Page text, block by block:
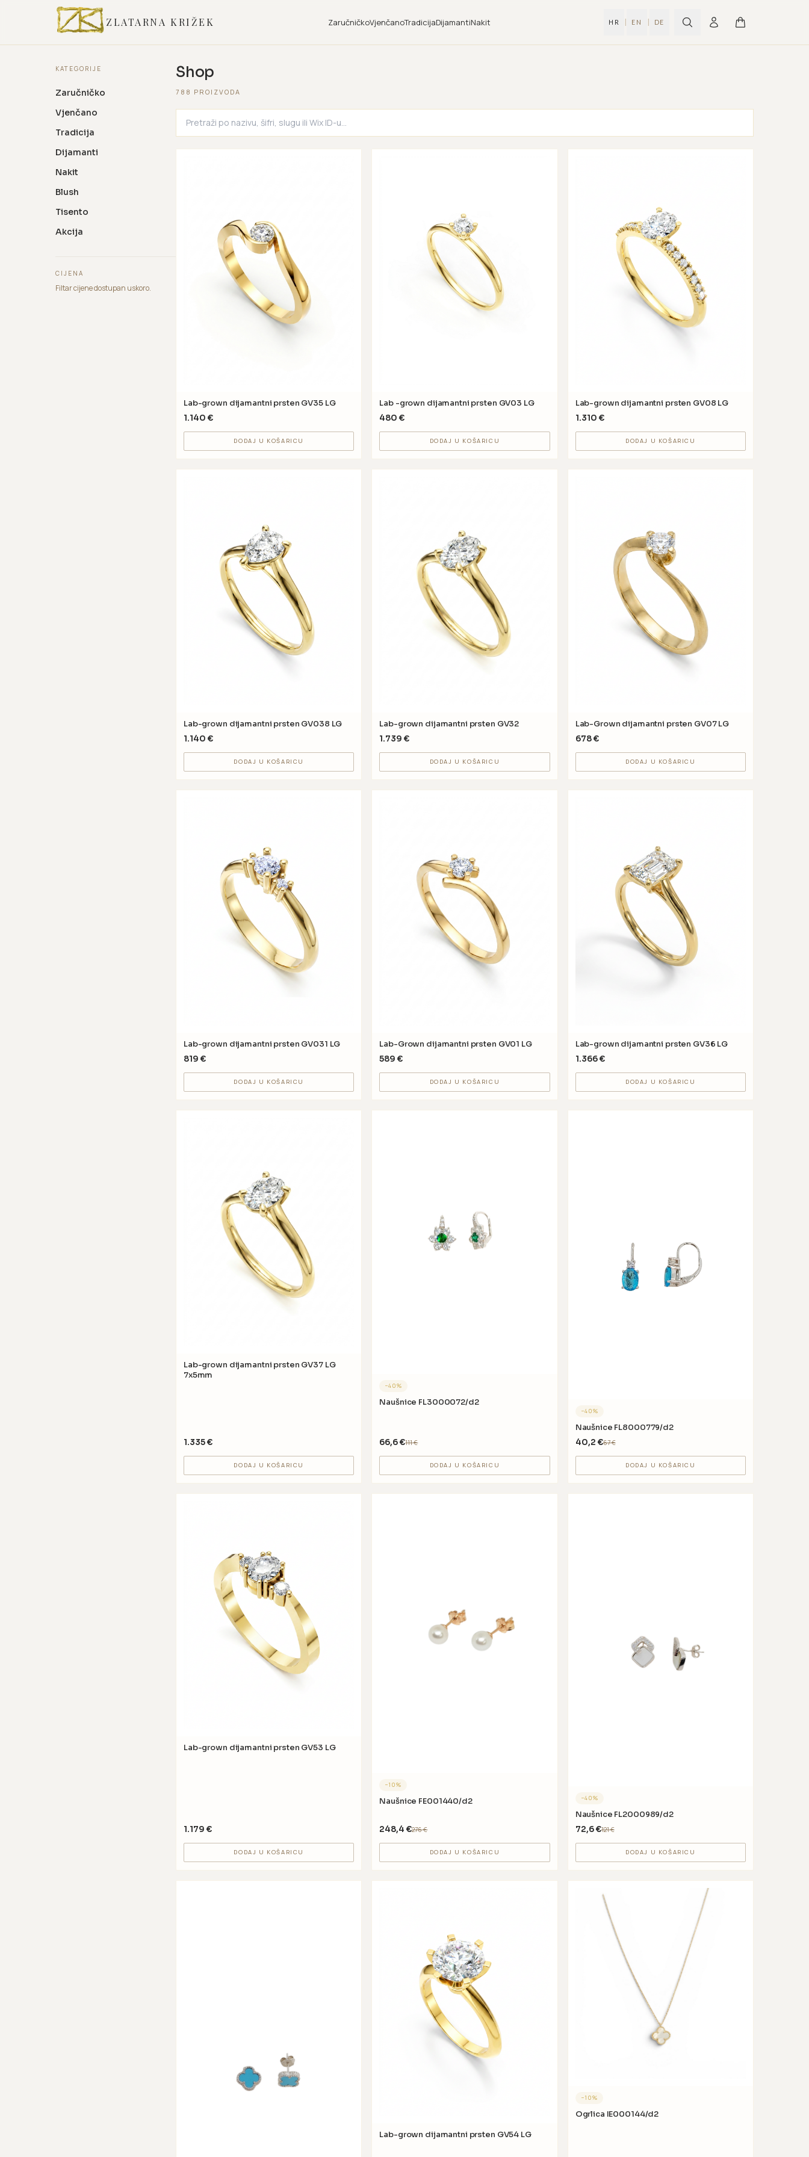
ZLATARNA KRIŽEK ZaručničkoVjenčanoTradicijaDijamantiNakit HR | EN | DE
KATEGORIJE
Zaručničko
Vjenčano
Tradicija
Dijamanti
Nakit
Blush
Tisento
Akcija
CIJENA
Filtar cijene dostupan uskoro.
Shop
788 PROIZVODA
Lab-grown dijamantni prsten GV35 LG
1.140 €
DODAJ U KOŠARICU
Lab -grown dijamantni prsten GV03 LG
480 €
DODAJ U KOŠARICU
Lab-grown dijamantni prsten GV08 LG
1.310 €
DODAJ U KOŠARICU
Lab-grown dijamantni prsten GV038 LG
1.140 €
DODAJ U KOŠARICU
Lab-grown dijamantni prsten GV32
1.739 €
DODAJ U KOŠARICU
Lab-Grown dijamantni prsten GV07 LG
678€
DODAJ U KOŠARICU
Lab-grown dijamantni prsten GV031 LG
819 €
DODAJ U KOŠARICU
Lab-Grown dijamantni prsten GV01 LG
589 €
DODAJ U KOŠARICU
Lab-grown dijamantni prsten GV36 LG
1.366€
DODAJ U KOŠARICU
Lab-grown dijamantni prsten GV37 LG
7x5mm
1.335€
DODAJ U KOŠARICU
−40%
Naušnice FL3000072/d2
66,6€111€
DODAJ U KOŠARICU
−40%
Naušnice FL8000779/d2
40,2 €67€
DODAJ U KOŠARICU
Lab-grown dijamantni prsten GV53 LG
1.179 €
DODAJ U KOŠARICU
−10%
Naušnice FE001440/d2
248,4 €276€
DODAJ U KOŠARICU
−40%
Naušnice FL2000989/d2
72,6€121€
DODAJ U KOŠARICU
Lab-grown dijamantni prsten GV54 LG
−10%
Ogrlica IE000144/d2